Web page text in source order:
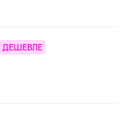
ДЕШЕВЛЕ